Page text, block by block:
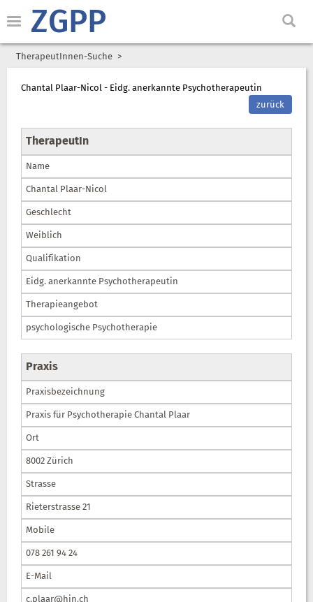
ZGPP
TherapeutInnen-Suche
Chantal Plaar-Nicol - Eidg. anerkannte Psychotherapeutin
zurück
TherapeutIn
Name
Chantal Plaar-Nicol
Geschlecht
Weiblich
Qualifikation
Eidg. anerkannte Psychotherapeutin
Therapieangebot
psychologische Psychotherapie
Praxis
Praxisbezeichnung
Praxis für Psychotherapie Chantal Plaar
Ort
8002 Zürich
Strasse
Rieterstrasse 21
Mobile
078 261 94 24
E-Mail
c.plaar@hin.ch